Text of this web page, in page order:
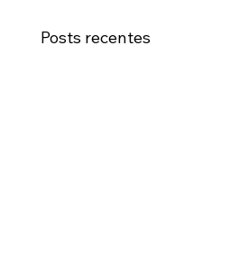
Posts recentes